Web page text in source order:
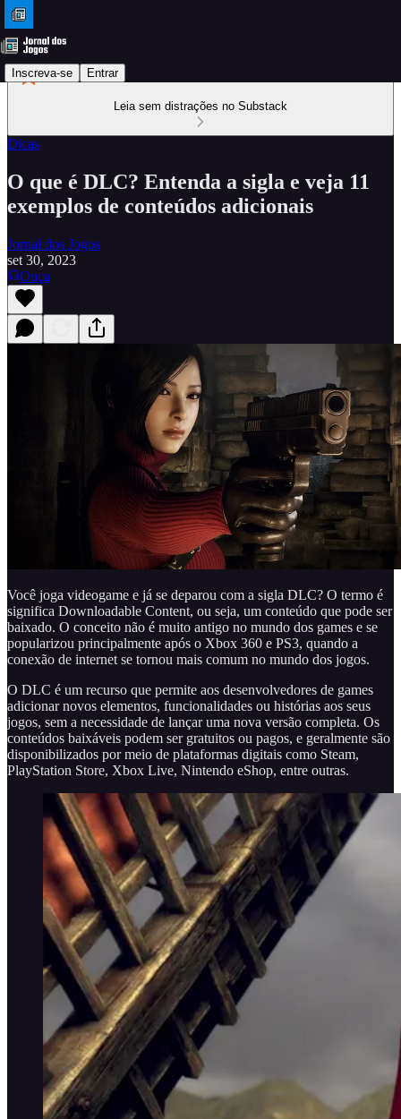
Inscreva-se Entrar
Leia sem distrações no Substack
Dicas
O que é DLC? Entenda a sigla e veja 11
exemplos de conteúdos adicionais
Jornal dos Jogos
set 30, 2023
Ouça
Você joga videogame e já se deparou com a sigla DLC? O termo é
significa Downloadable Content, ou seja, um conteúdo que pode ser
baixado. O conceito não é muito antigo no mundo dos games e se
popularizou principalmente após o Xbox 360 e PS3, quando a
conexão de internet se tornou mais comum no mundo dos jogos.
O DLC é um recurso que permite aos desenvolvedores de games
adicionar novos elementos, funcionalidades ou histórias aos seus
jogos, sem a necessidade de lançar uma nova versão completa. Os
conteúdos baixáveis podem ser gratuitos ou pagos, e geralmente são
disponibilizados por meio de plataformas digitais como Steam,
PlayStation Store, Xbox Live, Nintendo eShop, entre outras.